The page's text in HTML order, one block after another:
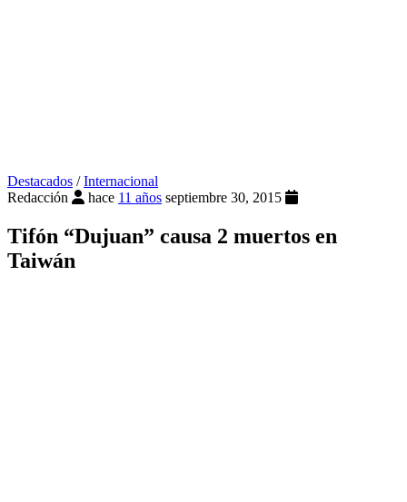
Destacados /Internacional
Redacción
hace 11 años septiembre 30, 2015
Tifón “Dujuan” causa 2 muertos en
Taiwán